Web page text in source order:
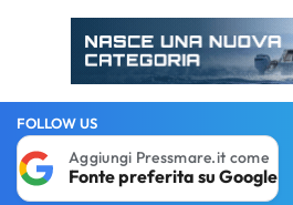
FOLLOW US
Aggiungi Pressmare.it come
Fonte preferita su Google